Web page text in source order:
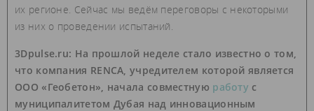
их регионе. Сейчас мы ведём переговоры с некоторыми
из них о проведении испытаний.
3Dpulse.ru: На прошлой неделе стало известно о том,
что компания RENCA, учредителем которой является
ООО «Геобетон», начала совместную работу с
муниципалитетом Дубая над инновационным